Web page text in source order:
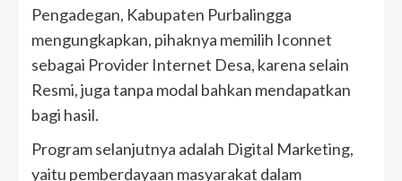
Pengadegan, Kabupaten Purbalingga
mengungkapkan, pihaknya memilih Iconnet
sebagai Provider Internet Desa, karena selain
Resmi, juga tanpa modal bahkan mendapatkan
bagi hasil.
Program selanjutnya adalah Digital Marketing,
yaitu pemberdayaan masyarakat dalam